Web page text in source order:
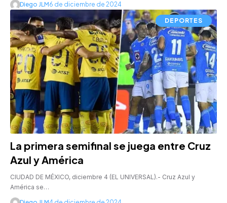
Diego JLM6 de diciembre de 2024
DEPORTES
La primera semifinal se juega entre Cruz
Azul y América
CIUDAD DE MÉXICO, diciembre 4 (EL UNIVERSAL).- Cruz Azul y
América se…